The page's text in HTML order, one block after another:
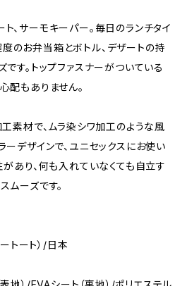
、サーモキーパー。毎日のランチタイ
のお弁当箱とボトル、デザートの持
です。トップファスナーがついている
配もありません。
工素材で、ムラ染シワ加工のような風
ーデザインで、ユニセックスにお使い
があり、何も入れていなくても自立す
ムーズです。
トート）/日本